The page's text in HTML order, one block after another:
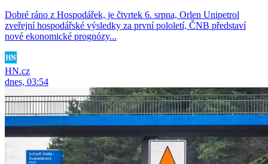
Dobré ráno z Hospodářek, je čtvrtek 6. srpna, Orlen Unipetrol
zveřejní hospodářské výsledky za první pololetí, ČNB představí
nové ekonomické prognózy...
HN.cz
dnes, 03:54